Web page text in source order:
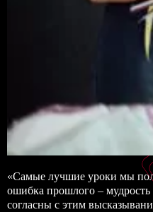
«Самые лучшие уроки мы
ошибка прошлого –
согласны с этим